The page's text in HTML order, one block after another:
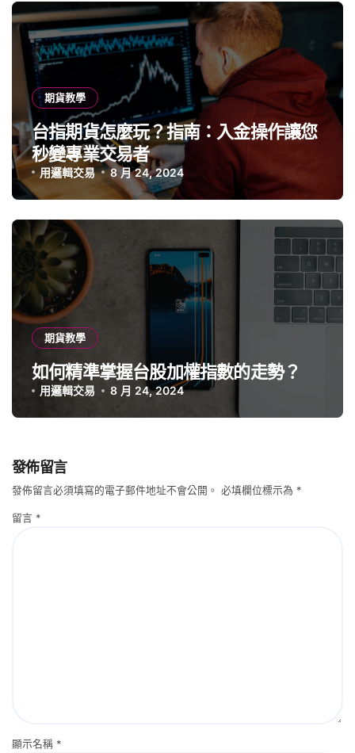
期貨教學
台指期貨怎麼玩？指南：入金操作讓您
秒變專業交易者
用邏輯交易 8 月 24, 2024
期貨教學
如何精準掌握台股加權指數的走勢？
用邏輯交易 8 月 24, 2024
發佈留言
發佈留言必須填寫的電子郵件地址不會公開。 必填欄位標示為 *
留言 *
顯示名稱 *